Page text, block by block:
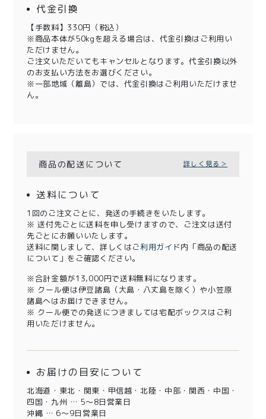
代金引換
【手数料】330円（税込）
※商品本体が50kgを超える場合は、代金引換はご利用い
ただけません。
ご注文いただいてもキャンセルとなります。代金引換以外
のお支払い方法をお選びください。
※一部地域（離島）では、代金引換はご利用いただけませ
ん。
商品の配送について 詳しく見る＞
送料について
1回のご注文ごとに、発送の手続きをいたします。
※ 送付先ごとに送料を申し受けますので、ご注文は送付
先ごとにお願いいたします。
送料に関しまして、詳しくはご利用ガイド内「商品の配送
について」をご確認ください。
※合計金額が13,000円で送料無料になります。
※ クール便は伊豆諸島（大島・八丈島を除く）や小笠原
諸島へはお届けできません。
※ クール便での発送につきましては宅配ボックスはご利
用いただけません。
お届けの目安について
北海道・東北・関東・甲信越・北陸・中部・関西・中国・
四国・九州 … 5～8日営業日
沖縄 … 6～9日営業日